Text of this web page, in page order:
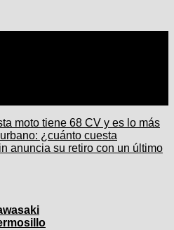
moto tiene 68 CV y es lo más
¿cuánto cuesta
anuncia su retiro con un último